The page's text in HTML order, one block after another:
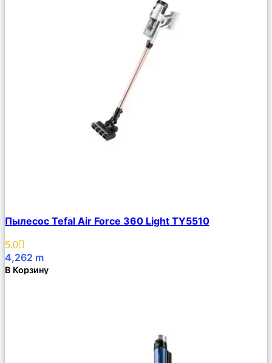
Описание
Избранное
Пылесос Tefal Air Force 360 Light TY5510
5.0
4,262 m
В Корзину